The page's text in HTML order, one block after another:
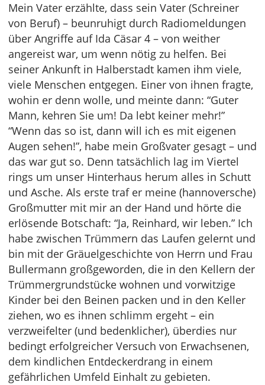
Mein Vater erzählte, dass sein Vater (Schreiner
von Beruf) – beunruhigt durch Radiomeldungen
über Angriffe auf Ida Cäsar 4 – von weither
angereist war, um wenn nötig zu helfen. Bei
seiner Ankunft in Halberstadt kamen ihm viele,
viele Menschen entgegen. Einer von ihnen fragte,
wohin er denn wolle, und meinte dann: “Guter
Mann, kehren Sie um! Da lebt keiner mehr!”
“Wenn das so ist, dann will ich es mit eigenen
Augen sehen!”, habe mein Großvater gesagt – und
das war gut so. Denn tatsächlich lag im Viertel
rings um unser Hinterhaus herum alles in Schutt
und Asche. Als erste traf er meine (hannoversche)
Großmutter mit mir an der Hand und hörte die
erlösende Botschaft: “Ja, Reinhard, wir leben.” Ich
habe zwischen Trümmern das Laufen gelernt und
bin mit der Gräuelgeschichte von Herrn und Frau
Bullermann großgeworden, die in den Kellern der
Trümmergrundstücke wohnen und vorwitzige
Kinder bei den Beinen packen und in den Keller
ziehen, wo es ihnen schlimm ergeht – ein
verzweifelter (und bedenklicher), überdies nur
bedingt erfolgreicher Versuch von Erwachsenen,
dem kindlichen Entdeckerdrang in einem
gefährlichen Umfeld Einhalt zu gebieten.